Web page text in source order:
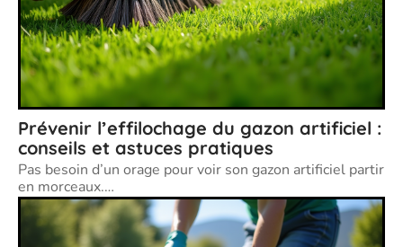
Prévenir l’effilochage du gazon artificiel :
conseils et astuces pratiques
Pas besoin d’un orage pour voir son gazon artificiel partir
en morceaux.…